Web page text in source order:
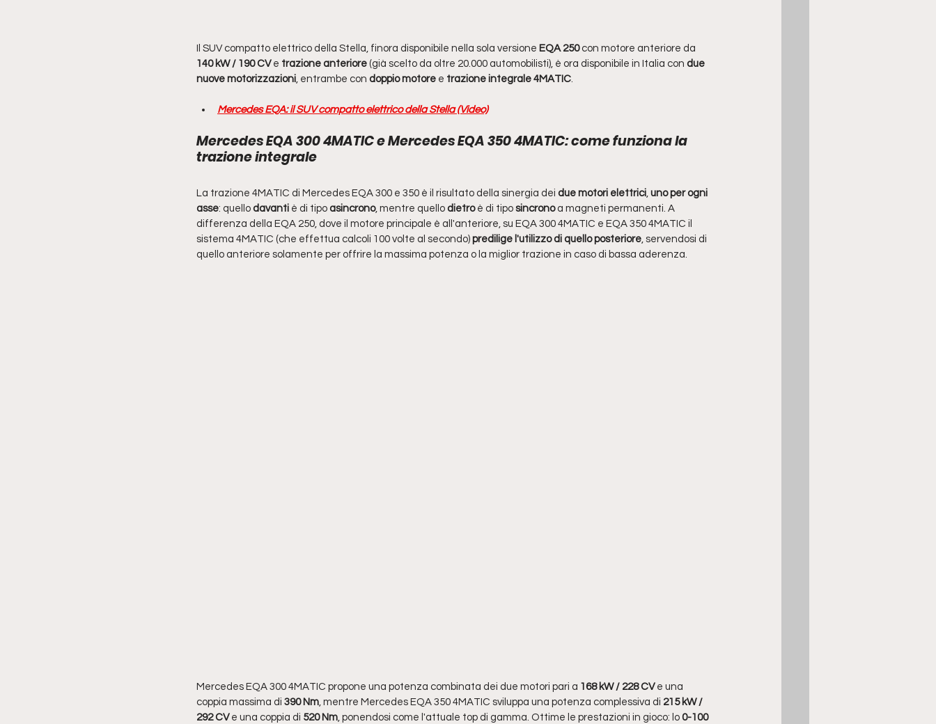
Il SUV compatto elettrico della Stella, finora disponibile nella sola versione EQA 250 con motore anteriore da
140 kW / 190 CV e trazione anteriore (già scelto da oltre 20.000 automobilisti), è ora disponibile in Italia con due
nuove motorizzazioni , entrambe con doppio motore e trazione integrale 4MATIC
Mercedes EQA: il SUV compatto elettrico della Stella (Video)
Mercedes EQA 300 4MATIC e Mercedes EQA 350 4MATIC: come funziona la
trazione integrale
La trazione 4MATIC di Mercedes EQA 300 e 350 è il risultato della sinergia dei due motori elettrici uno per ogni
asse: quello davanti è di tipo asincrono, mentre quello dietro è di tipo sincrono a magneti permanenti. A
differenza della EQA 250, dove il motore principale è all'anteriore, su EQA 300 4MATIC e EQA 350 4MATIC il
sistema 4MATIC (che effettua calcoli 100 volte al secondo) predilige l'utilizzo di quello posteriore , servendosi di
quello anteriore solamente per offrire la massima potenza o la miglior trazione in caso di bassa aderenza.
Mercedes EQA 300 4MATIC propone una potenza combinata dei due motori pari a 168 kW / 228 CV e una
coppia massima di 390 Nm, mentre Mercedes EQA 350 4MATIC sviluppa una potenza complessiva di 215 kW /
292 CV e una coppia di 520 Nm, ponendosi come l'attuale top di gamma. Ottime le prestazioni in gioco: lo 0-100